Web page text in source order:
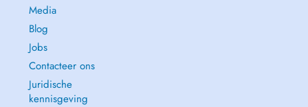
Media
Blog
Jobs
Contacteer ons
Juridische
kennisgeving